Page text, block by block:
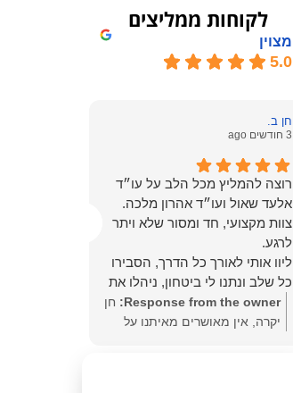
לקוחות ממליצים
מצוין
5.0
חן ב.
3 חודשים ago
רוצה להמליץ מכל הלב על עו״ד
אלעד שאול ועו״ד אהרון מלכה.
צוות מקצועי, חד ומסור שלא ויתר
לרגע.
ליוו אותי לאורך כל הדרך, הסבירו
כל שלב ונתנו לי ביטחון, ניהלו את
התיק בצורה מדויקת, היו זמינים
תמיד ונתנו תחושה שיש מי שנלחם
Response from the owner:
חן
יקרה, אין מאושרים מאיתנו על